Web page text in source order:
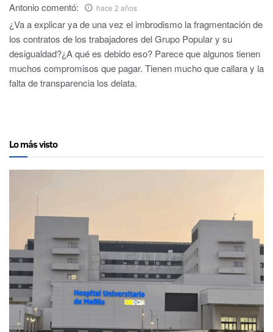
Antoniocomentó: hace 2 años
¿Va a explicar ya de una vez el imbrodismo la fragmentación de
los contratos de los trabajadores del Grupo Popular y su
desigualdad?¿A qué es debido eso? Parece que algunos tienen
muchos compromisos que pagar. Tienen mucho que callara y la
falta de transparencia los delata.
Lo más visto